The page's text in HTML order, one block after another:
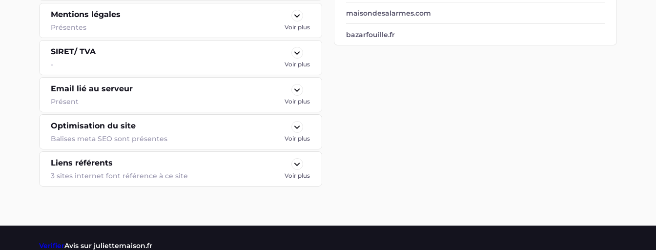
Mentions légales
Présentes Voir plus
SIRET/ TVA
- Voir plus
Email lié au serveur
Présent Voir plus
Optimisation du site
Balises meta SEO sont présentes Voir plus
Liens référents
3 sites internet font référence à ce site Voir plus
maisondesalarmes.com
bazarfouille.fr
VerifierAvis sur juliettemaison.fr